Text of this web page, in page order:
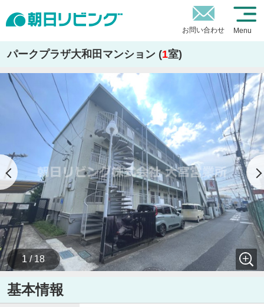
お問い合わせ Menu
パークプラザ大和田マンション (1室)
1 / 18
基本情報